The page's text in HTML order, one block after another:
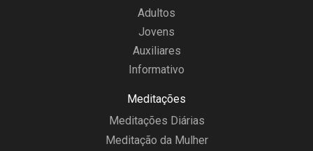
Adultos
Jovens
Auxiliares
Informativo
Meditações
Meditações Diárias
Meditação da Mulher